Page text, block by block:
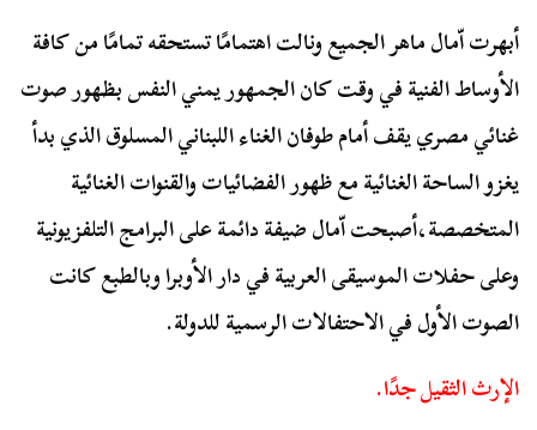
أبهرت اّمال ماهر الجميع ونالت اهتمامًا تستحقه تمامًا من كافة
الأوساط الفنية في وقت كان الجمهور يمني النفس بظهور صوت
غنائي مصري يقف أمام طوفان الغناء اللبناني المسلوق الذي بدأ
يغزو الساحة الغنائية مع ظهور الفضائيات والقنوات الغنائية
المتخصصة،أصبحت اّمال ضيفة دائمة على البرامج التلفزيونية
وعلى حفلات الموسيقى العربية في دار الأوبرا وبالطبع كانت
الصوت الأول في الاحتفالات الرسمية للدولة.
الإرث الثقيل جدًا.